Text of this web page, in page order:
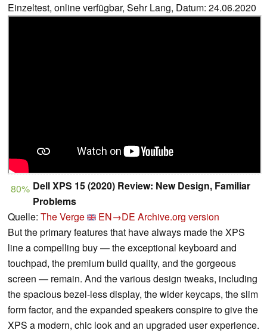
Einzeltest, online verfügbar, Sehr Lang, Datum: 24.06.2020
80% Dell XPS 15 (2020) Review: New Design, Familiar
Problems
Quelle: The Verge EN→DE Archive.org version
But the primary features that have always made the XPS
line a compelling buy — the exceptional keyboard and
touchpad, the premium build quality, and the gorgeous
screen — remain. And the various design tweaks, including
the spacious bezel-less display, the wider keycaps, the slim
form factor, and the expanded speakers conspire to give the
XPS a modern, chic look and an upgraded user experience.